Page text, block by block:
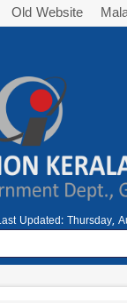
Old Website
Updated: Thursday,